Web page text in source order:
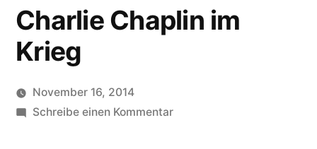
Charlie Chaplin im
Krieg
Veröffentlicht
soundbites
November 16, 2014
Schreibe einen Kommentarzu